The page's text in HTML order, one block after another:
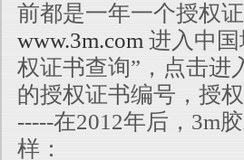
前都是一年一个授权
www.3m.com 进入中
权证书查询”，点击进
的授权证书编号，授
-----在2012年后，3m
样：